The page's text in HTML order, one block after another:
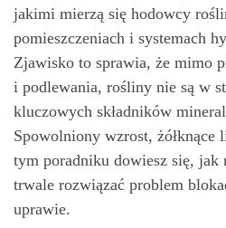
jakimi mierzą się hodowcy
pomieszczeniach i systemach
Zjawisko to sprawia, że mimo
i podlewania, rośliny nie są w
kluczowych składników
Spowolniony wzrost,
tym poradniku dowiesz się, jak
trwale rozwiązać problem
uprawie.